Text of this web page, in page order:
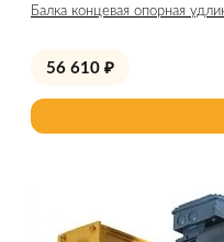
Балка концевая опорная
56 610 ₽